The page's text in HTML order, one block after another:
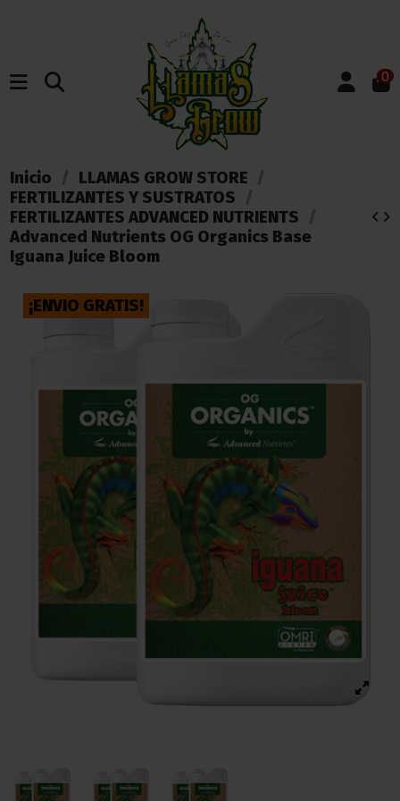
0
Inicio
LLAMAS GROW STORE
FERTILIZANTES Y SUSTRATOS
FERTILIZANTES ADVANCED NUTRIENTS
Advanced Nutrients OG Organics Base
Iguana Juice Bloom
¡ENVIO GRATIS!